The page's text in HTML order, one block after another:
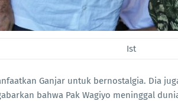
Ist
Ganjar untuk bernostalgia. Dia
bahwa Pak Wagiyo meninggal